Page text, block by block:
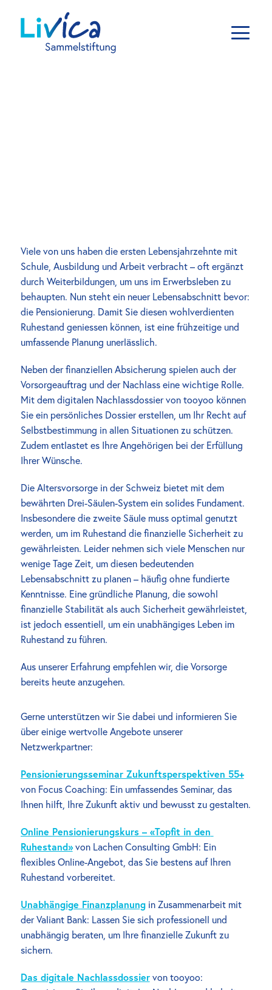
Viele von uns haben die ersten Lebensjahrzehnte mit
Schule, Ausbildung und Arbeit verbracht – oft ergänzt
durch Weiterbildungen, um uns im Erwerbsleben zu
behaupten. Nun steht ein neuer Lebensabschnitt bevor:
die Pensionierung. Damit Sie diesen wohlverdienten
Ruhestand geniessen können, ist eine frühzeitige und
umfassende Planung unerlässlich.
Neben der finanziellen Absicherung spielen auch der
Vorsorgeauftrag und der Nachlass eine wichtige Rolle.
Mit dem digitalen Nachlassdossier von tooyoo können
Sie ein persönliches Dossier erstellen, um Ihr Recht auf
Selbstbestimmung in allen Situationen zu schützen.
Zudem entlastet es Ihre Angehörigen bei der Erfüllung
Ihrer Wünsche.
Die Altersvorsorge in der Schweiz bietet mit dem
bewährten Drei-Säulen-System ein solides Fundament.
Insbesondere die zweite Säule muss optimal genutzt
werden, um im Ruhestand die finanzielle Sicherheit zu
gewährleisten. Leider nehmen sich viele Menschen nur
wenige Tage Zeit, um diesen bedeutenden
Lebensabschnitt zu planen – häufig ohne fundierte
Kenntnisse. Eine gründliche Planung, die sowohl
finanzielle Stabilität als auch Sicherheit gewährleistet,
ist jedoch essentiell, um ein unabhängiges Leben im
Ruhestand zu führen.
Aus unserer Erfahrung empfehlen wir, die Vorsorge
bereits heute anzugehen.
Gerne unterstützen wir Sie dabei und informieren Sie
über einige wertvolle Angebote unserer
Netzwerkpartner:
Pensionierungsseminar Zukunftsperspektiven 55+
von Focus Coaching: Ein umfassendes Seminar, das
Ihnen hilft, Ihre Zukunft aktiv und bewusst zu gestalten.
Online Pensionierungskurs – «Topfit in den
Ruhestand» von Lachen Consulting GmbH: Ein
flexibles Online-Angebot, das Sie bestens auf Ihren
Ruhestand vorbereitet.
Unabhängige Finanzplanung in Zusammenarbeit mit
der Valiant Bank: Lassen Sie sich professionell und
unabhängig beraten, um Ihre finanzielle Zukunft zu
sichern.
Das digitale Nachlassdossier von tooyoo: